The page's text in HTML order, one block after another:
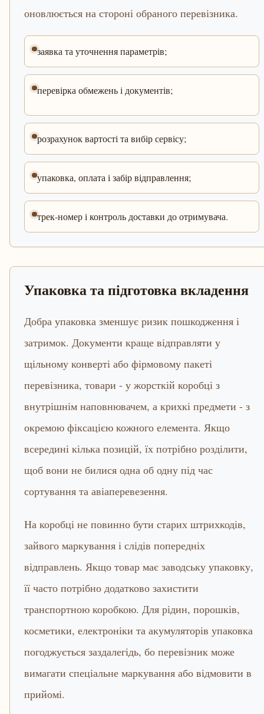
оновлюється на стороні обраного перевізника.
заявка та уточнення параметрів;
перевірка обмежень і документів;
розрахунок вартості та вибір сервісу;
упаковка, оплата і забір відправлення;
трек-номер і контроль доставки до отримувача.
Упаковка та підготовка вкладення
Добра упаковка зменшує ризик пошкодження і
затримок. Документи краще відправляти у
щільному конверті або фірмовому пакеті
перевізника, товари - у жорсткій коробці з
внутрішнім наповнювачем, а крихкі предмети - з
окремою фіксацією кожного елемента. Якщо
всередині кілька позицій, їх потрібно розділити,
щоб вони не билися одна об одну під час
сортування та авіаперевезення.
На коробці не повинно бути старих штрихкодів,
зайвого маркування і слідів попередніх
відправлень. Якщо товар має заводську упаковку,
її часто потрібно додатково захистити
транспортною коробкою. Для рідин, порошків,
косметики, електроніки та акумуляторів упаковка
погоджується заздалегідь, бо перевізник може
вимагати спеціальне маркування або відмовити в
прийомі.